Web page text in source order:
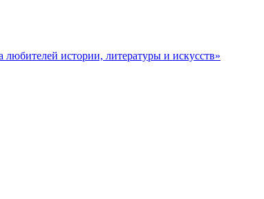
любителей истории, литературы и искусств»